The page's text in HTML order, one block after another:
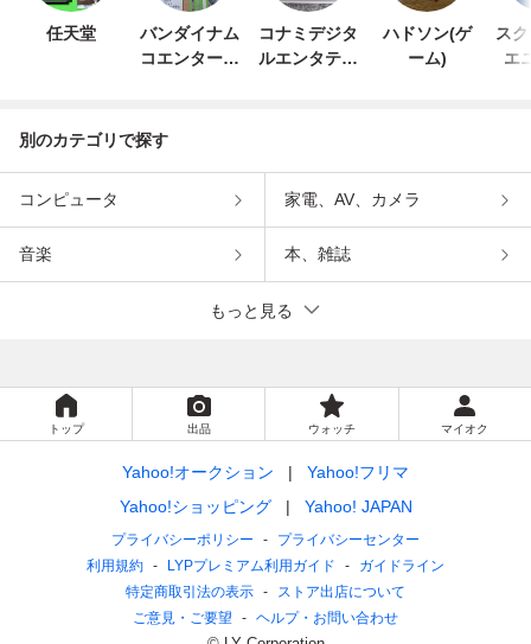
任天堂
バンダイナム
コエンターテ
コナミデジタ
ルエンタテイ
ハドソン(ゲ
ーム)
ス
エ
別のカテゴリで探す
コンピュータ 家電、AV、カメラ
音楽 本、雑誌
もっと見る
トップ 出品 ウォッチ マイオク
Yahoo!オークション
Yahoo!フリマ
Yahoo!ショッピング
Yahoo! JAPAN
プライバシーポリシー
プライバシーセンター
利用規約
LYPプレミアム利用ガイド
ガイドライン
特定商取引法の表示
ストア出店について
ご意見・ご要望
ヘルプ・お問い合わせ